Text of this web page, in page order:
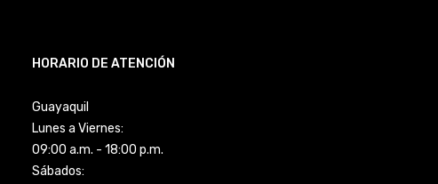
HORARIO DE ATENCIÓN
Guayaquil
Lunes a Viernes:
09:00 a.m. - 18:00 p.m.
Sábados: